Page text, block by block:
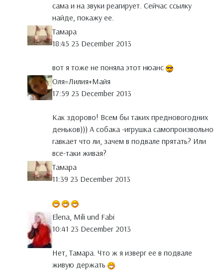
сама и на звуки реагирует. Сейчас ссылку
найде, покажу ее.
Тамара
18:45 23 December 2013
вот я тоже не поняла этот нюанс
Оля=Лилия+Майя
17:59 23 December 2013
Как здорово! Всем бы таких предновогодних
деньков))) А собака -игрушка самопроизвольно
гавкает что ли, зачем в подвале прятать? Или
все-таки живая?
Тамара
11:39 23 December 2013
Elena, Mili und Fabi
10:41 23 December 2013
Нет, Тамара. Что ж я изверг ее в подвале
живую держать